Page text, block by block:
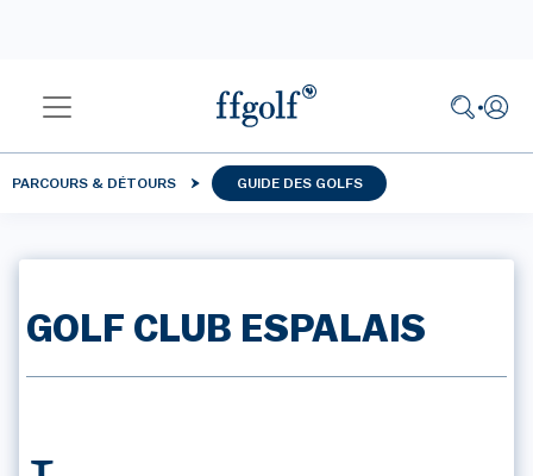
PARCOURS & DÉTOURS GUIDE DES GOLFS
GOLF CLUB ESPALAIS